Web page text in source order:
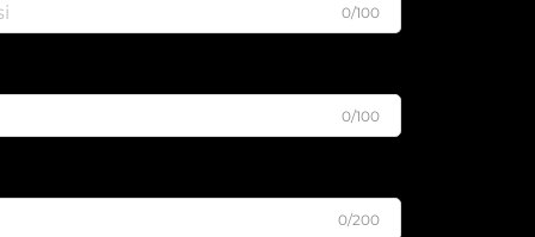
0/100
0/100
0/200